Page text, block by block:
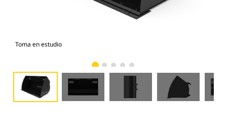
Toma en estudio